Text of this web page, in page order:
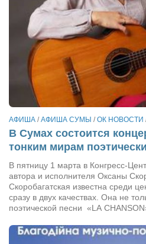
Семён Салатенко
Сергей Шепилов
Актёры
Валентин Бурый
Артём Мяус
Барды
Владимир Айзенберг
Игорь Добровольский
Ольга Козаченко
Оксана Скоробагатская
Александра Скорук
АФИША /АФИША СУМЫ /ОК НОВОСТИ
В Сумах состоится
тонким мирам
В пятницу 1 марта в Конгресс-
автора и исполнителя Оксаны
Скоробагатская известна среди
сразу в двух качествах. Она не
поэтической песни «LA